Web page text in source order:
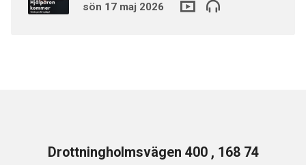
sön 17 maj 2026
Drottningholmsvägen 400 , 168 74